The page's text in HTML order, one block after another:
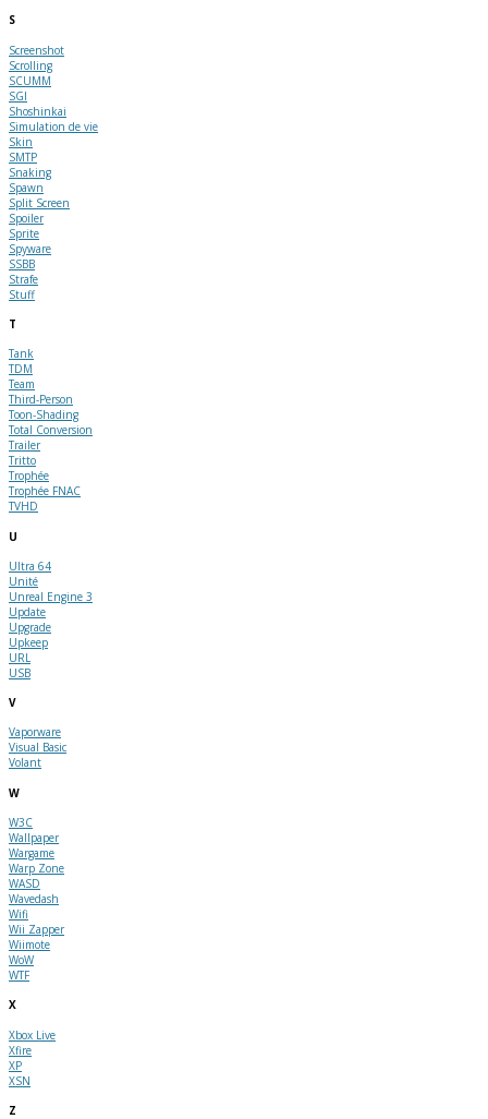
S
Screenshot
Scrolling
SCUMM
SGI
Shoshinkai
Simulation de vie
Skin
SMTP
Snaking
Spawn
Split Screen
Spoiler
Sprite
Spyware
SSBB
Strafe
Stuff
T
Tank
TDM
Team
Third-Person
Toon-Shading
Total Conversion
Trailer
Tritto
Trophée
Trophée FNAC
TVHD
U
Ultra 64
Unité
Unreal Engine 3
Update
Upgrade
Upkeep
URL
USB
V
Vaporware
Visual Basic
Volant
W
W3C
Wallpaper
Wargame
Warp Zone
WASD
Wavedash
Wifi
Wii Zapper
Wiimote
WoW
WTF
X
Xbox Live
Xfire
XP
XSN
Z